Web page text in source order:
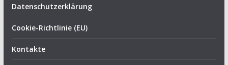
Datenschutzerklärung
Cookie-Richtlinie (EU)
Kontakte